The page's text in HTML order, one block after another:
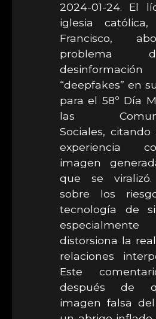
2024-01-24. El
iglesia
Francisco,
problema
“deepfakes” en
para el 58º Día
las
Sociales,
experiencia
imagen
que se viralizó.
sobre los
tecnología de
distorsiona la
relaciones
Este
después de
imagen falsa